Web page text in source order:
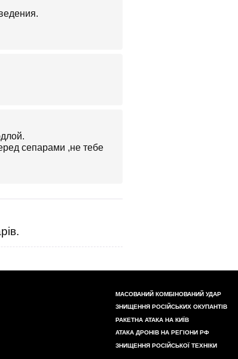
сепарами ,не тебе
МАСОВАНИЙ КОМБІНОВАНИЙ УДАР
ЗНИЩЕННЯ РОСІЙСЬКИХ ОКУПАНТІВ
РАКЕТНА АТАКА НА КИЇВ
АТАКА ДРОНІВ НА РЕГІОНИ РФ
ЗНИЩЕННЯ РОСІЙСЬКОЇ ТЕХНІКИ